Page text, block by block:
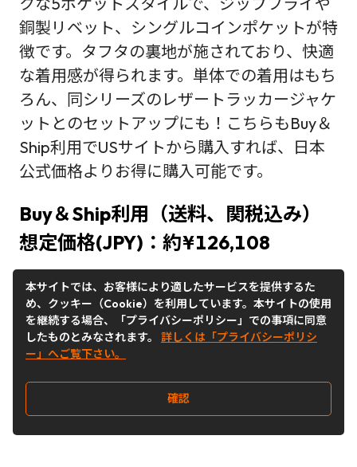
銅製リベット、シングルコインポケットが特
徴です。タフタの裏地が施されており、快適
な着用感が得られます。単体での着用はもち
ろん、同シリーズのレザートラッカージャケ
ットとのセットアップにも！こちらもBuy＆
Ship利用でUSサイトから購入すれば、日本
公式価格よりお得に購入可能です。
Buy＆Ship利用（送料、関税込み）
想定価格(JPY)：約¥126,108
現地通貨価格：US＄698
日本公式価格：¥132,000
※2025年11月24日時点
本サイトでは、お客様により適したサービスを提供するた
め、クッキー（Cookie）を利用しています。本サイトの使用
を継続する場合、「プライバシーポリシー」での事項に同意
したものとみなされます。 詳しくは「プライバシーポリシ
ー」へご覧下さい。
確認